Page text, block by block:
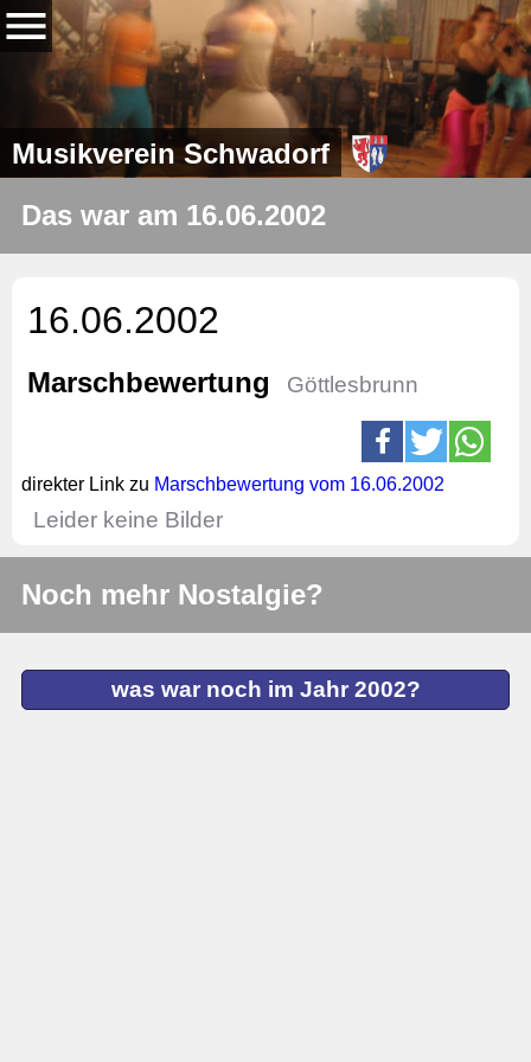
Musikverein Schwadorf
Das war am 16.06.2002
16.06.2002
Marschbewertung Göttlesbrunn
direkter Link zu Marschbewertung vom 16.06.2002
Leider keine Bilder
Noch mehr Nostalgie?
was war noch im Jahr 2002?